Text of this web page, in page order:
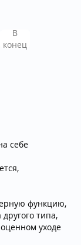
В
конец
себе
функцию,
типа,
уходе